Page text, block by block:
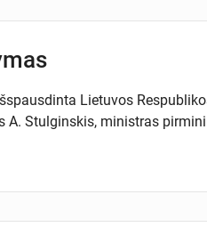
Lietuvos
A. Stulginskis, ministras